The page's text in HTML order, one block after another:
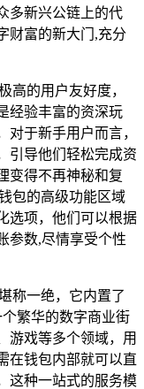
多新兴公链上的代
财富的新大门,充分
高的用户友好度，
经验丰富的资深玩
于新手用户而言，
引导他们轻松完成资
变得不再神秘和复
包的高级功能区域
选项，他们可以根据
参数,尽情享受个性
称一绝，它内置了
繁华的数字商业街
游戏等多个领域，用
在钱包内部就可以直
这种一站式的服务模